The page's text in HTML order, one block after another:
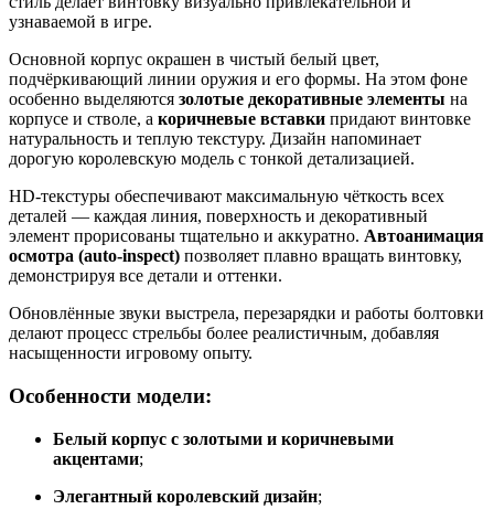
узнаваемой в игре.
Основной корпус окрашен в чистый белый цвет,
подчёркивающий линии оружия и его формы. На этом фоне
особенно выделяются золотые декоративные элементы на
корпусе и стволе, а коричневые вставки придают винтовке
натуральность и теплую текстуру. Дизайн напоминает
дорогую королевскую модель с тонкой детализацией.
HD-текстуры обеспечивают максимальную чёткость всех
деталей — каждая линия, поверхность и декоративный
элемент прорисованы тщательно и аккуратно. Автоанимация
осмотра (auto-inspect) позволяет плавно вращать винтовку,
демонстрируя все детали и оттенки.
Обновлённые звуки выстрела, перезарядки и работы болтовки
делают процесс стрельбы более реалистичным, добавляя
насыщенности игровому опыту.
Особенности модели:
Белый корпус с золотыми и коричневыми
акцентами;
Элегантный королевский дизайн;